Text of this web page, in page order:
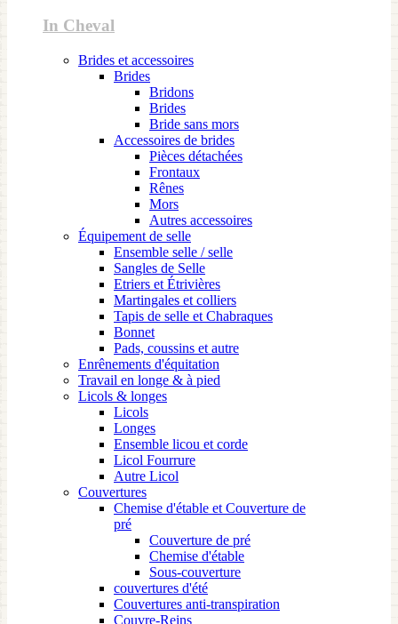
In Cheval
Brides et accessoires
Brides
Bridons
Brides
Bride sans mors
Accessoires de brides
Pièces détachées
Frontaux
Rênes
Mors
Autres accessoires
Équipement de selle
Ensemble selle / selle
Sangles de Selle
Etriers et Étrivières
Martingales et colliers
Tapis de selle et Chabraques
Bonnet
Pads, coussins et autre
Enrênements d'équitation
Travail en longe & à pied
Licols & longes
Licols
Longes
Ensemble licou et corde
Licol Fourrure
Autre Licol
Couvertures
Chemise d'étable et Couverture de
pré
Couverture de pré
Chemise d'étable
Sous-couverture
couvertures d'été
Couvertures anti-transpiration
Couvre-Reins